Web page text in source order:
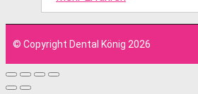
© Copyright Dental König 2026